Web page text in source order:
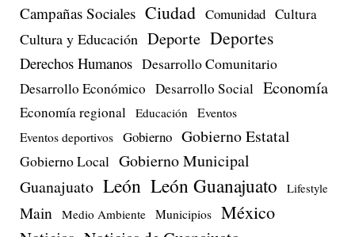
Campañas Sociales Ciudad Comunidad Cultura
Cultura y Educación Deporte Deportes
Derechos Humanos Desarrollo Comunitario
Desarrollo Económico Desarrollo Social Economía
Economía regional Educación Eventos
Eventos deportivos Gobierno Gobierno Estatal
Gobierno Local Gobierno Municipal
Guanajuato León León Guanajuato Lifestyle
Main Medio Ambiente Municipios México